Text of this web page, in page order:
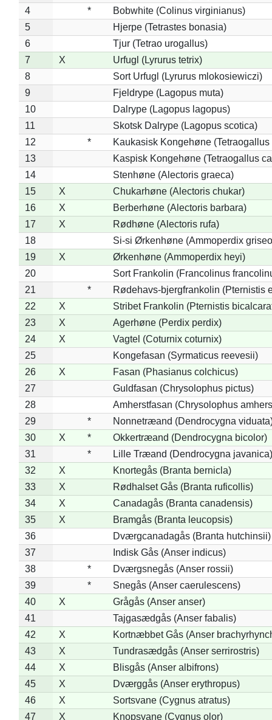
4
*
Bobwhite (Colinus virginianus)
5
Hjerpe (Tetrastes bonasia)
6
Tjur (Tetrao urogallus)
7
X
Urfugl (Lyrurus tetrix)
8
Sort Urfugl (Lyrurus mlokosiewiczi)
9
Fjeldrype (Lagopus muta)
10
Dalrype (Lagopus lagopus)
11
Skotsk Dalrype (Lagopus scotica)
12
*
Kaukasisk Kongehøne
13
Kaspisk Kongehøne (Tetraogallus
14
Stenhøne (Alectoris graeca)
15
X
Chukarhøne (Alectoris chukar)
16
X
Berberhøne (Alectoris barbara)
17
X
Rødhøne (Alectoris rufa)
18
Si-si Ørkenhøne (Ammoperdix
19
X
Ørkenhøne (Ammoperdix heyi)
20
Sort Frankolin (Francolinus
21
*
Rødehavs-bjergfrankolin (Pternistis
22
X
Stribet Frankolin (Pternistis
23
X
Agerhøne (Perdix perdix)
24
X
Vagtel (Coturnix coturnix)
25
Kongefasan (Syrmaticus reevesii)
26
X
Fasan (Phasianus colchicus)
27
Guldfasan (Chrysolophus pictus)
28
Amherstfasan (Chrysolophus
29
*
Nonnetræand (Dendrocygna
30
X *
Okkertræand (Dendrocygna bicolor)
31
*
Lille Træand (Dendrocygna javanica)
32
X
Knortegås (Branta bernicla)
33
X
Rødhalset Gås (Branta ruficollis)
34
X
Canadagås (Branta canadensis)
35
X
Bramgås (Branta leucopsis)
36
Dværgcanadagås (Branta hutchinsii)
37
Indisk Gås (Anser indicus)
38
*
Dværgsnegås (Anser rossii)
39
*
Snegås (Anser caerulescens)
40
X
Grågås (Anser anser)
41
Tajgasædgås (Anser fabalis)
42
X
Kortnæbbet Gås (Anser
43
X
Tundrasædgås (Anser serrirostris)
44
X
Blisgås (Anser albifrons)
45
X
Dværggås (Anser erythropus)
46
X
Sortsvane (Cygnus atratus)
47
X
Knopsvane (Cygnus olor)